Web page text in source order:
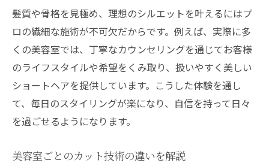
髪質や骨格を見極め、理想のシルエットを叶えるにはプ
ロの繊細な施術が不可欠だからです。例えば、実際に多
くの美容室では、丁寧なカウンセリングを通じてお客様
のライフスタイルや希望をくみ取り、扱いやすく美しい
ショートヘアを提供しています。こうした体験を通し
て、毎日のスタイリングが楽になり、自信を持って日々
を過ごせるようになります。
美容室ごとのカット技術の違いを解説